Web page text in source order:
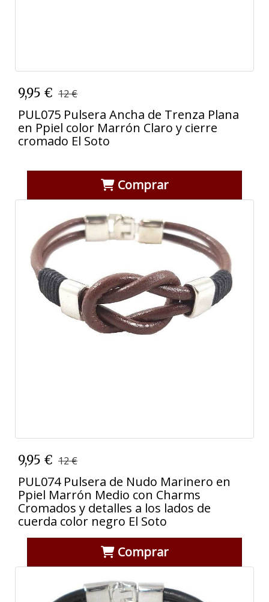
9,95 € 12 €
PUL075 Pulsera Ancha de Trenza Plana
en Ppiel color Marrón Claro y cierre
cromado El Soto
Comprar
9,95 € 12 €
PUL074 Pulsera de Nudo Marinero en
Ppiel Marrón Medio con Charms
Cromados y detalles a los lados de
cuerda color negro El Soto
Comprar